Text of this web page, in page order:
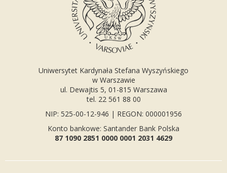
Uniwersytet Kardynała Stefana Wyszyńskiego
w Warszawie
ul. Dewajtis 5, 01-815 Warszawa
tel. 22 561 88 00
NIP: 525-00-12-946 | REGON: 000001956
Konto bankowe: Santander Bank Polska
87 1090 2851 0000 0001 2031 4629